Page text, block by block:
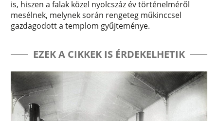
is, hiszen a falak közel nyolcszáz év történelméről
mesélnek, melynek során rengeteg műkinccsel
gazdagodott a templom gyűjteménye.
EZEK A CIKKEK IS ÉRDEKELHETIK